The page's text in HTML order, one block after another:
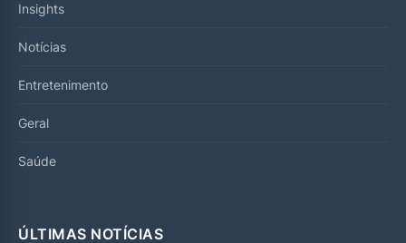
Insights
Notícias
Entretenimento
Geral
Saúde
ÚLTIMAS NOTÍCIAS